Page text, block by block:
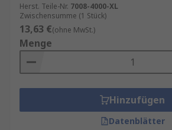
Herst. Teile-Nr. 7008-4000-XL
Zwischensumme (1 Stück)
13,63 €(ohne MwSt.)
Menge
Hinzufügen
Datenblätter